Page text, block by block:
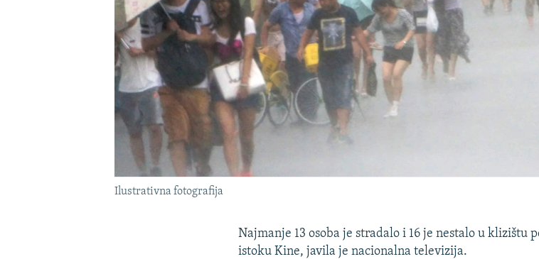
TRI DECENIJE OD RATA U BIH
NASTANAK I RASPAD JUGOSLAVIJE
Ilustrativna fotografija
Najmanje 13 osoba je stradalo i 16 je nestalo u klizištu
istoku Kine, javila je nacionalna televizija.